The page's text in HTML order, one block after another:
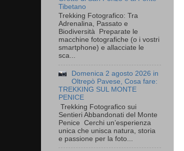
Tibetano
Trekking Fotografico: Tra
Adrenalina, Passato e
Biodiversità Preparate le
macchine fotografiche (o i vostri
smartphone) e allacciate le
sca...
Domenica 2 agosto 2026 in
Oltrepò Pavese, Cosa fare:
TREKKING SUL MONTE
PENICE
Trekking Fotografico sui
Sentieri Abbandonati del Monte
Penice Cerchi un’esperienza
unica che unisca natura, storia
e passione per la foto...